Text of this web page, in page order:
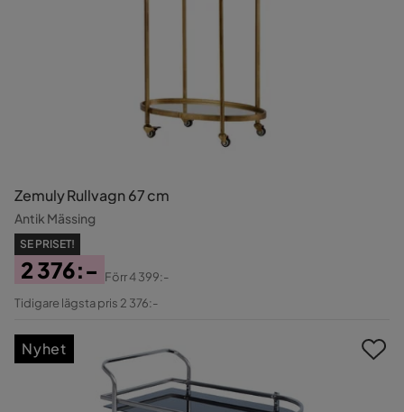
Zemuly Rullvagn 67 cm
Antik Mässing
SE PRISET!
Pris
2 376:-
Original
Förr4 399:-
Tidigare lägsta pris 2 376:-
Nyhet